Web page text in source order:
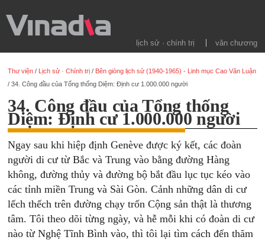
lịch sử · chính trị văn chương
Thư viện / Lịch sử · Chính trị / Bên giòng lịch sử (1940-1965) - Linh mục Cao Văn Luận
/34. Công đầu của Tổng thống Diệm: Định cư 1.000.000 người
34. Công đầu của Tổng thống
Diệm: Định cư 1.000.000 người
Ngay sau khi hiệp định Genève được ký kết, các đoàn
người di cư từ Bắc và Trung vào bằng đường Hàng
không, đường thủy và đường bộ bắt đầu lục tục kéo vào
các tỉnh miền Trung và Sài Gòn. Cảnh những dân di cư
lếch thếch trên đường chạy trốn Cộng sản thật là thương
tâm. Tôi theo dõi từng ngày, và hễ mỗi khi có đoàn di cư
nào từ Nghệ Tĩnh Bình vào, thì tôi lại tìm cách đến thăm